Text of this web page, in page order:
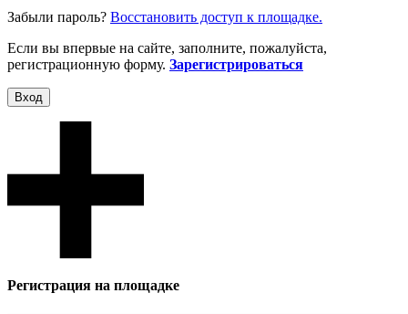
Забыли пароль? Восcтановить доступ к площадке.
Если вы впервые на сайте, заполните, пожалуйста,
регистрационную форму. Зарегистрироваться
Вход
Регистрация на площадке